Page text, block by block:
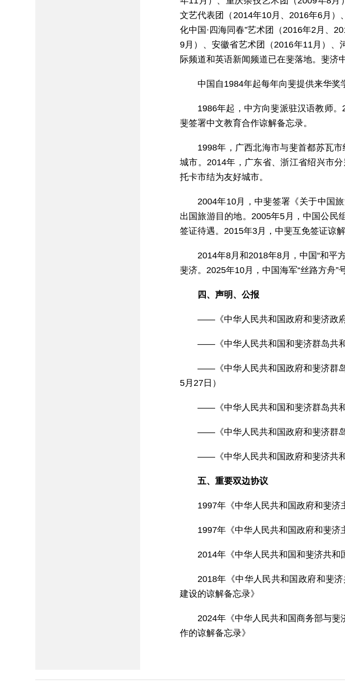
文艺代表团（2014年10月、2016年6月）
化中国·四海同春”艺术团（2016年2月、
9月）、安徽省艺术团（2016年11月）、
际频道和英语新闻频道已在斐落地。斐济
中国自1984年起每年向斐提供来华奖
1986年起，中方向斐派驻汉语教师
斐签署中文教育合作谅解备忘录。
1998年，广西北海市与斐首都苏瓦
城市。2014年，广东省、浙江省绍兴市
托卡市结为友好城市。
2004年10月，中斐签署《关于中国
出国旅游目的地。2005年5月，中国公民
签证待遇。2015年3月，中斐互免签证谅解
2014年8月和2018年8月，中国“和平
斐济。2025年10月，中国海军“丝路方舟”
四、声明、公报
——《中华人民共和国政府和斐济政
——《中华人民共和国和斐济群岛共
——《中华人民共和国政府和斐济群
5月27日）
——《中华人民共和国和斐济群岛共
——《中华人民共和国政府和斐济群
——《中华人民共和国政府和斐济共
五、重要双边协议
1997年《中华人民共和国政府和斐济
1997年《中华人民共和国政府和斐济
2014年《中华人民共和国和斐济共和
2018年《中华人民共和国政府和斐
建设的谅解备忘录》
2024年《中华人民共和国商务部与
作的谅解备忘录》